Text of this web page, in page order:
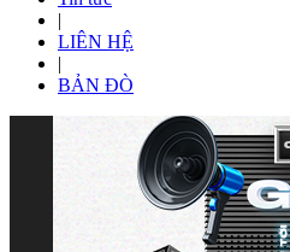
|
LIÊN HỆ
|
BẢN ĐÒ